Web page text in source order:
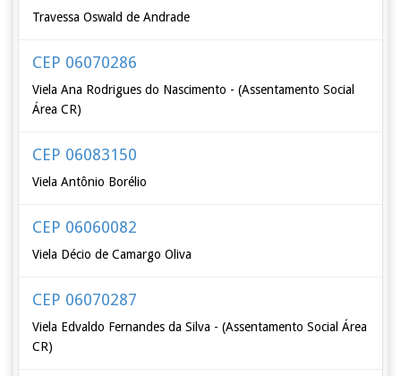
Travessa Oswald de Andrade
CEP 06070286
Viela Ana Rodrigues do Nascimento - (Assentamento Social
Área CR)
CEP 06083150
Viela Antônio Borélio
CEP 06060082
Viela Décio de Camargo Oliva
CEP 06070287
Viela Edvaldo Fernandes da Silva - (Assentamento Social Área
CR)